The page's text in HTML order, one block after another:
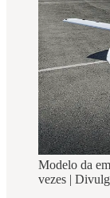
Modelo da
vezes |